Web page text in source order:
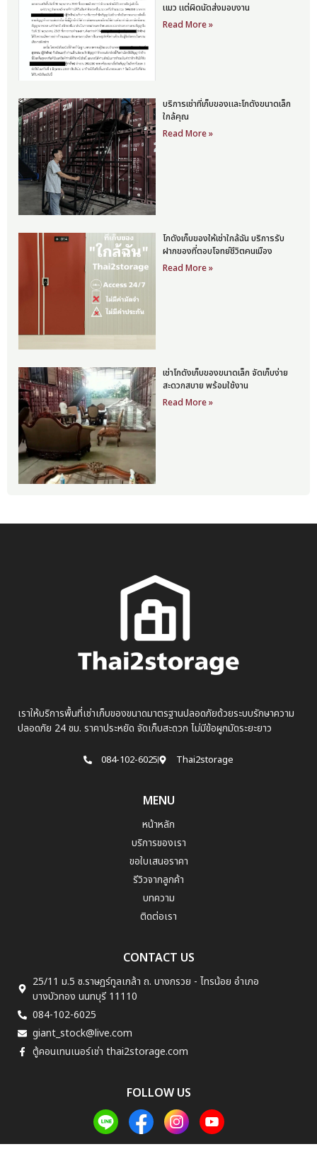
แมว แต่ผิดนัดส่งมอบงาน
Read More »
บริการเช่าที่เก็บของและโกดังขนาดเล็ก
ใกล้คุณ
Read More »
โกดังเก็บของให้เช่าใกล้ฉัน บริการรับ
ฝากของที่ตอบโจทย์ชีวิตคนเมือง
Read More »
เช่าโกดังเก็บของขนาดเล็ก จัดเก็บง่าย
สะดวกสบาย พร้อมใช้งาน
Read More »
เราให้บริการพื้นที่เช่าเก็บของขนาดมาตรฐานปลอดภัยด้วยระบบรักษาความ
ปลอดภัย 24 ชม. ราคาประหยัด จัดเก็บสะดวก ไม่มีข้อผูกมัดระยะยาว
084-102-6025 Thai2storage
MENU
หน้าหลัก
บริการของเรา
ขอใบเสนอราคา
รีวิวจากลูกค้า
บทความ
ติดต่อเรา
CONTACT US
25/11 ม.5 ซ.ราษฏร์ทูลเกล้า ถ. บางกรวย - ไทรน้อย อำเภอ
บางบัวทอง นนทบุรี 11110
084-102-6025
giant_stock@live.com
ตู้คอนเทนเนอร์เช่า thai2storage.com
FOLLOW US